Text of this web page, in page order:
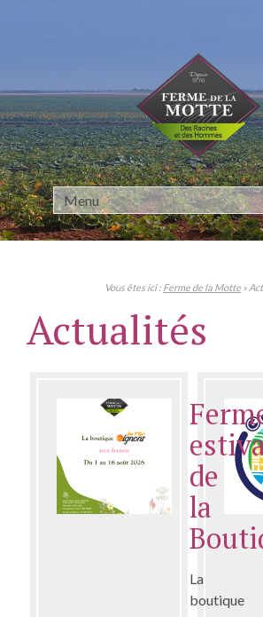
Vous êtes ici : Ferme de la Motte »
Actualités
de
la
La
boutique